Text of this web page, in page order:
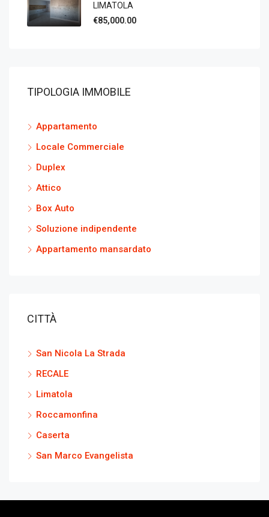
LIMATOLA
€85,000.00
TIPOLOGIA IMMOBILE
Appartamento
Locale Commerciale
Duplex
Attico
Box Auto
Soluzione indipendente
Appartamento mansardato
CITTÀ
San Nicola La Strada
RECALE
Limatola
Roccamonfina
Caserta
San Marco Evangelista